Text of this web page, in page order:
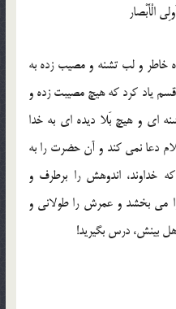
الْأَبْصار
خاطر و لب تشنه و مصيب زده به
ياد كرد كه هيچ مصيبت زده و
اى و هيچ بَلا ديده اى به خدا
دعا نمى كند و آن حضرت را به
خداوند، اندوهش را برطرف و
مى بخشد و عمرش را طولانى و
بينش، درس بگيريد!